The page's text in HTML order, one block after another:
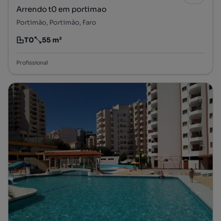
Arrendo t0 em portimao
Portimão, Portimão, Faro
Tipologia
T0
Preço por metro quadrado
55 m²
Profissional